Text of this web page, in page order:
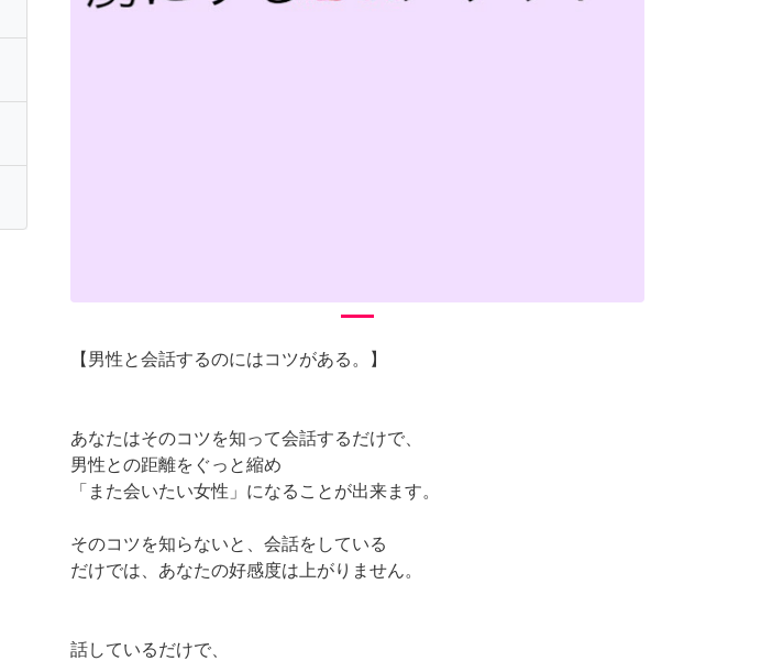
【男性と会話するのにはコツがある。】
あなたはそのコツを知って会話するだけで、
男性との距離をぐっと縮め
「また会いたい女性」になることが出来ます。
そのコツを知らないと、会話をしている
だけでは、あなたの好感度は上がりません。
話しているだけで、